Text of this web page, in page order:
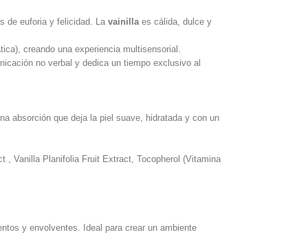
de euforia y felicidad. La vainillaes cálida, dulce y
creando una experiencia multisensorial.
no verbal y dedica un tiempo exclusivo al
absorción que deja la piel suave, hidratada y con un
, Vanilla Planifolia Fruit Extract, Tocopherol (Vitamina
y envolventes. Ideal para crear un ambiente